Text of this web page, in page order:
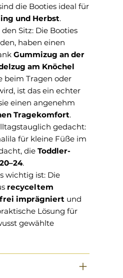
die Booties ideal für
und Herbst.
Sitz: Die Booties
haben einen
Gummizug an der
am Knöchel
beim Tragen oder
ist das ein echter
einen angenehm
Tragekomfort.
gedacht:
für kleine Füße im
die Toddler-
.
wichtig ist: Die
recyceltem
frei imprägniertund
Lösung für
gewählte